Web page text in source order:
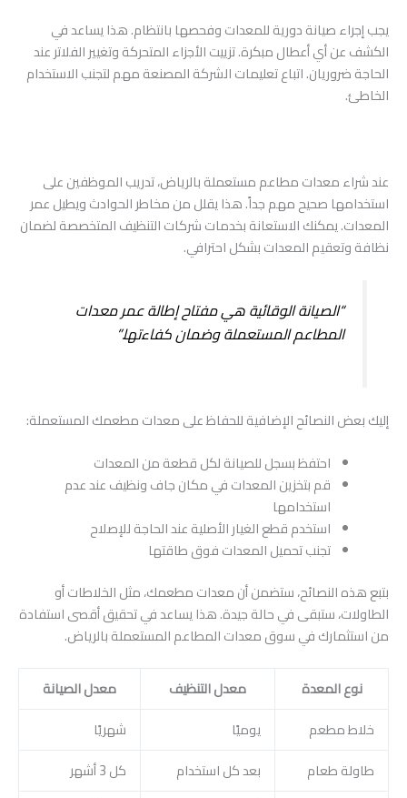
يجب إجراء صيانة دورية للمعدات وفحصها بانتظام. هذا يساعد في
الكشف عن أي أعطال مبكرة. تزييت الأجزاء المتحركة وتغيير الفلاتر عند
الحاجة ضروريان. اتباع تعليمات الشركة المصنعة مهم لتجنب الاستخدام
الخاطئ.
عند شراء معدات مطاعم مستعملة بالرياض، تدريب الموظفين على
استخدامها صحيح مهم جداً. هذا يقلل من مخاطر الحوادث ويطيل عمر
المعدات. يمكنك الاستعانة بخدمات شركات التنظيف المتخصصة لضمان
نظافة وتعقيم المعدات بشكل احترافي.
“الصيانة الوقائية هي مفتاح إطالة عمر معدات
المطاعم المستعملة وضمان كفاءتها.”
إليك بعض النصائح الإضافية للحفاظ على معدات مطعمك المستعملة:
احتفظ بسجل للصيانة لكل قطعة من المعدات
قم بتخزين المعدات في مكان جاف ونظيف عند عدم
استخدامها
استخدم قطع الغيار الأصلية عند الحاجة للإصلاح
تجنب تحميل المعدات فوق طاقتها
بتبع هذه النصائح، ستضمن أن معدات مطعمك، مثل الخلاطات أو
الطاولات، ستبقى في حالة جيدة. هذا يساعد في تحقيق أقصى استفادة
من استثمارك في سوق معدات المطاعم المستعملة بالرياض.
نوع المعدة معدل التنظيف
معدل الصيانة
خلاط مطعم
يوميًا
شهريًا
طاولة طعام
بعد كل استخدام
كل 3 أشهر